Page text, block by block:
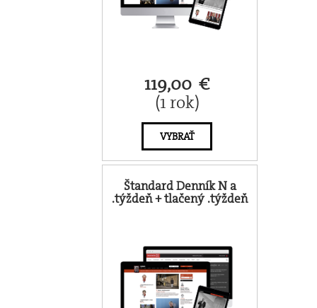
119,00 €
(1 rok)
VYBRAŤ
Štandard Denník N a
.týždeň + tlačený .týždeň